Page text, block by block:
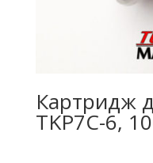
Картридж
TKP7C-6,